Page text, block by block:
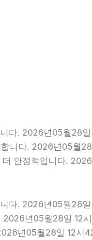
다. 2026년05월28
니다. 2026년05월
안정적입니다.
다. 2026년05월28
년05월28일 12
년05월28일 12시